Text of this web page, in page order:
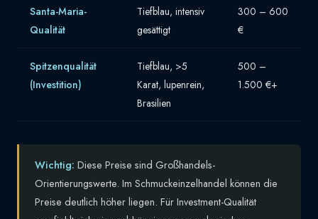
Santa-Maria-
Qualität
Tiefblau, intensiv
gesättigt
300 – 600
€
Spitzenqualität
(Investition)
Tiefblau, >5
Karat, lupenrein,
Brasilien
500 –
1.500 €+
Wichtig: Diese Preise sind Großhandels-
Orientierungswerte. Im Schmuckeinzelhandel können die
Preise deutlich höher liegen. Für Investment-Qualität